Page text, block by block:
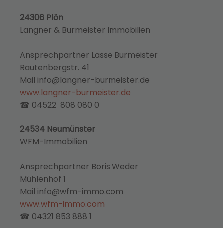
24306 Plön
Langner & Burmeister Immobilien
Ansprechpartner Lasse Burmeister
Rautenbergstr. 41
Mail info@langner-burmeister.de
www.langner-burmeister.de
☎ 04522 808 080 0
24534 Neumünster
WFM-Immobilien
Ansprechpartner Boris Weder
Mühlenhof 1
Mail info@wfm-immo.com
www.wfm-immo.com
☎ 04321 853 888 1